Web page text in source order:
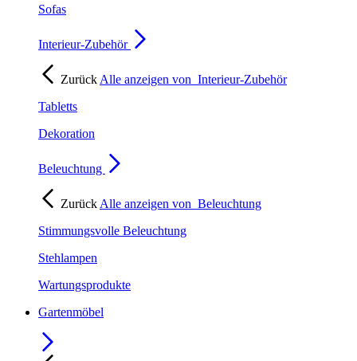
Sofas
Interieur-Zubehör
Zurück Alle anzeigen von Interieur-Zubehör
Tabletts
Dekoration
Beleuchtung
Zurück Alle anzeigen von Beleuchtung
Stimmungsvolle Beleuchtung
Stehlampen
Wartungsprodukte
Gartenmöbel